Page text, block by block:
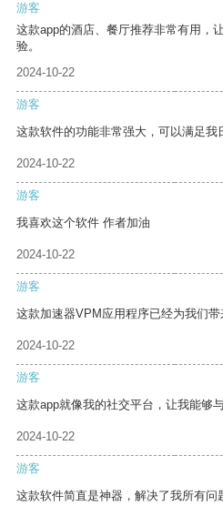
游客
这款app的酒店、餐厅推荐非常有用，
验。
2024-10-22
游客
这款软件的功能非常强大，可以满足我
2024-10-22
游客
我喜欢这个软件 作者加油
2024-10-22
游客
这款加速器VPM应用程序已经为我们带
2024-10-22
游客
这款app就像我的社交平台，让我能够
2024-10-22
游客
这款软件简直是神器，解决了我所有问